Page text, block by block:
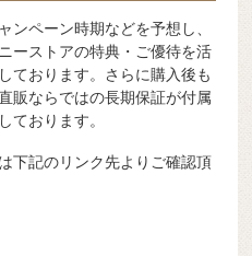
ンペーン時期などを予想し、
ーストアの特典・ご優待を活
ております。さらに購入後も
販ならではの長期保証が付属
ております。
下記のリンク先よりご確認頂